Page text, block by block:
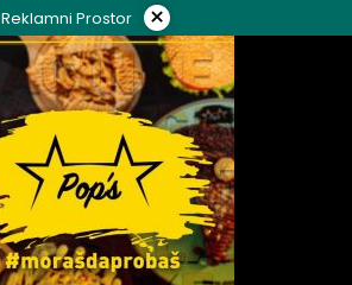
Reklamni Prostor ×